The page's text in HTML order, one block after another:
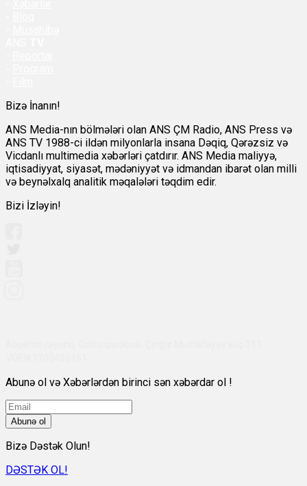
Bizə İnanın!
ANS Media-nın bölmələri olan ANS ÇM Radio, ANS Press və
ANS TV 1988-ci ildən milyonlarla insana Dəqiq, Qərəzsiz və
Vicdanlı multimedia xəbərləri çatdırır. ANS Media maliyyə,
iqtisadiyyat, siyasət, mədəniyyət və idmandan ibarət olan milli
və beynəlxalq analitik məqalələri təqdim edir.
Bizi İzləyin!
Abunə ol və Xəbərlərdən birinci sən xəbərdar ol !
Abunə ol
Bizə Dəstək Olun!
DƏSTƏK OL!